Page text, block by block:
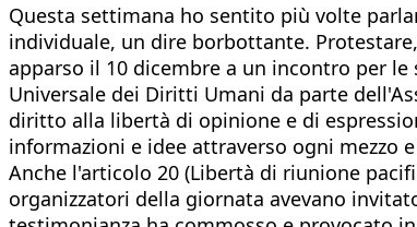
Questa settimana ho sentito più volte
individuale, un dire borbottante.
apparso il 10 dicembre a un incontro per
Universale dei Diritti Umani da parte
diritto alla libertà di opinione e di
informazioni e idee attraverso ogni mezzo
Anche l'articolo 20 (Libertà di riunione
organizzatori della giornata avevano